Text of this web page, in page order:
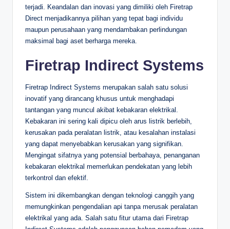
terjadi. Keandalan dan inovasi yang dimiliki oleh Firetrap
Direct menjadikannya pilihan yang tepat bagi individu
maupun perusahaan yang mendambakan perlindungan
maksimal bagi aset berharga mereka.
Firetrap Indirect Systems
Firetrap Indirect Systems merupakan salah satu solusi
inovatif yang dirancang khusus untuk menghadapi
tantangan yang muncul akibat kebakaran elektrikal.
Kebakaran ini sering kali dipicu oleh arus listrik berlebih,
kerusakan pada peralatan listrik, atau kesalahan instalasi
yang dapat menyebabkan kerusakan yang signifikan.
Mengingat sifatnya yang potensial berbahaya, penanganan
kebakaran elektrikal memerlukan pendekatan yang lebih
terkontrol dan efektif.
Sistem ini dikembangkan dengan teknologi canggih yang
memungkinkan pengendalian api tanpa merusak peralatan
elektrikal yang ada. Salah satu fitur utama dari Firetrap